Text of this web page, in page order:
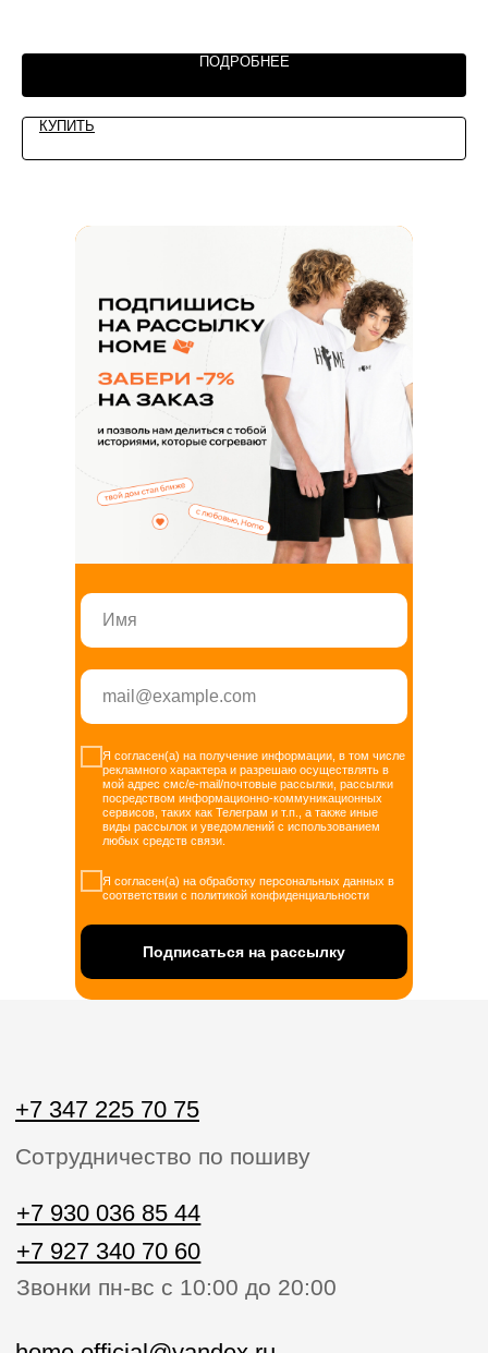
ПОДРОБНЕЕ
КУПИТЬ
Я согласен(а) на получение информации, в том числе
рекламного характера и разрешаю осуществлять в
мой адрес смс/e-mail/почтовые рассылки, рассылки
посредством информационно-коммуникационных
сервисов, таких как Телеграм и т.п., а также иные
виды рассылок и уведомлений с использованием
любых средств связи.
Я согласен(а) на обработку персональных данных в
соответствии с политикой конфиденциальности
Подписаться на рассылку
home.official@yandex.ru
Напишите нам
+7 927 340 70 60